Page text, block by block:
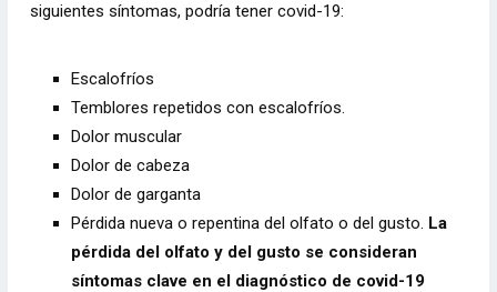
siguientes síntomas, podría tener covid-19:
Escalofríos
Temblores repetidos con escalofríos.
Dolor muscular
Dolor de cabeza
Dolor de garganta
Pérdida nueva o repentina del olfato o del gusto. La
pérdida del olfato y del gusto se consideran
síntomas clave en el diagnóstico de covid-19